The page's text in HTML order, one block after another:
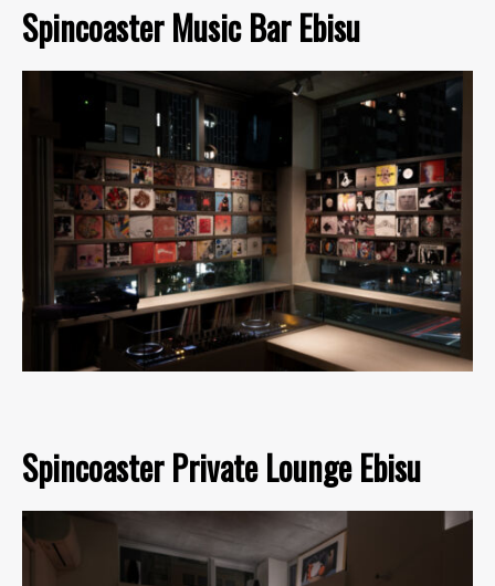
Spincoaster Music Bar Ebisu
Spincoaster Private Lounge Ebisu